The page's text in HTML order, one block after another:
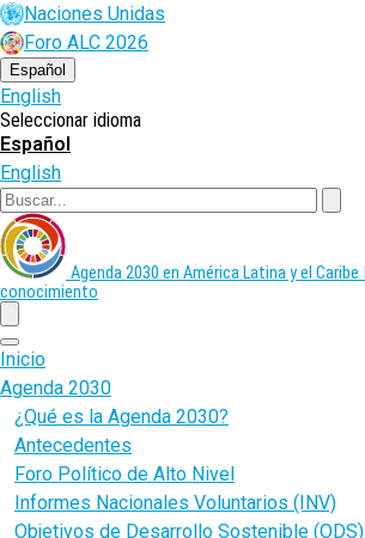
Pasar
al
contenido
principal
Naciones Unidas
Foro ALC 2026
Español
English
Seleccionar idioma
Español
English
Agenda 2030 en América Latina y el Caribe
conocimiento
menu
Inicio
Agenda 2030
¿Qué es la Agenda 2030?
Antecedentes
Foro Político de Alto Nivel
Informes Nacionales Voluntarios (INV)
Objetivos de Desarrollo Sostenible (ODS)